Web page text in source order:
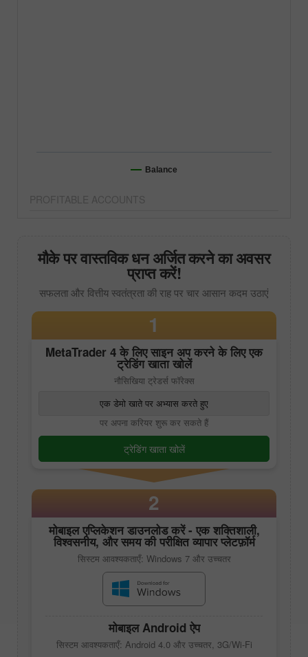
Balance
PROFITABLE ACCOUNTS
मौके पर वास्तविक धन अर्जित करने का अवसर
प्राप्त करें!
सफलता और वित्तीय स्वतंत्रता की राह पर चार आसान कदम उठाएं
1
MetaTrader 4 के लिए साइन अप करने के लिए एक
ट्रेडिंग खाता खोलें
नौसिखिया ट्रेडर्स फॉरेक्स
एक डेमो खाते पर अभ्यास करते हुए
पर अपना करियर शुरू कर सकते हैं
ट्रेडिंग खाता खोलें
2
मोबाइल एप्लिकेशन डाउनलोड करें - एक शक्तिशाली,
विश्वसनीय, और समय की परीक्षित व्यापार प्लेटफ़ॉर्म
सिस्टम आवश्यकताएँ: Windows 7 और उच्चतर
मोबाइल Android ऐप
सिस्टम आवश्यकताएँ: Android 4.0 और उच्चतर, 3G/Wi-Fi